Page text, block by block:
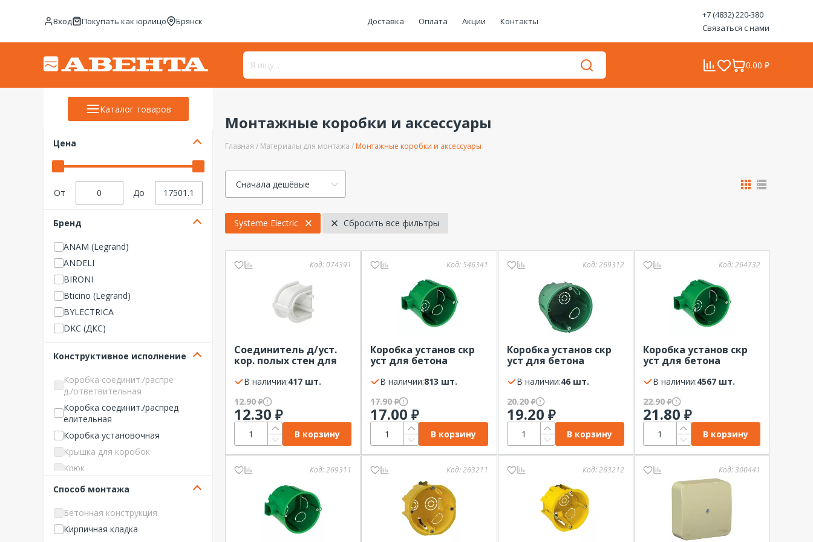
Вход Покупать как юрлицо Брянск Доставка Оплата Акции Контакты
+7 (4832) 220-380
Связаться с нами
0.00 ₽
Каталог товаров
Цена
От До
Бренд
ANAM (Legrand)
ANDELI
BIRONI
Bticino (Legrand)
BYLECTRICA
DKC (ДКС)
EKF
Epplast
Feron
Fortisflex
GENERICA
GREENEL
GUSI Electric
Hensel
Hostcall
IEK (ИЭК)
Конструктивное исполнение
Коробка соединит./распре
д./ответвительная
Коробка соединит./распред
елительная
Коробка установочная
Крышка для коробок
Крюк
Соединитель для коробок
Способ монтажа
Бетонная конструкция
Кирпичная кладка
Монтажные коробки и аксессуары
Главная Материалы для монтажа Монтажные коробки и аксессуары
Сначала дешёвые
Systeme Electric Сбросить все фильтры
Код: 074391
Соединитель д/уст.
кор. полых стен для
IMT35150/IMT351501
В наличии:
417 шт.
12.90₽
12.30 ₽
В корзину
Код:546341
Коробка установ скр
уст для бетона
Systeme Electric
В наличии:
813 шт.
17.90₽
17.00₽
В корзину
Код:269312
Коробка установ скр
уст для бетона
Electric DIY
В наличии:
46 шт.
20.20₽
19.20 ₽
В корзину
Код:264732
Коробка установ скр
уст для бетона
Electric
В наличии:
4567 шт.
22.90₽
21.80 ₽
В корзину
Код:269311 Код:263211 Код:263212 Код:300441